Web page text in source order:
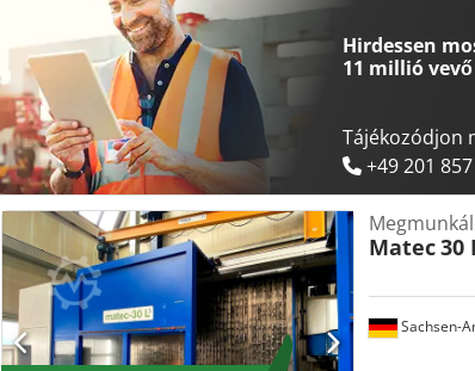
Hirdessen
11 millió vevő
Tájékozódjon
+49 201
Sachsen-
Matec30